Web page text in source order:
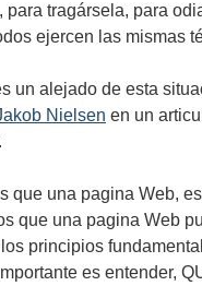
para tragársela, para
ejercen las mismas
un alejado de esta
Nielsen en un
que una pagina Web,
que una pagina Web
principios
es entender,